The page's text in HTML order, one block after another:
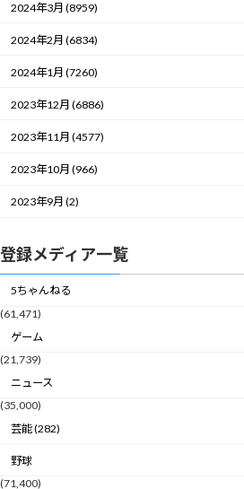
2024年3月 (8959)
2024年2月 (6834)
2024年1月 (7260)
2023年12月 (6886)
2023年11月 (4577)
2023年10月 (966)
2023年9月 (2)
登録メディア一覧
5ちゃんねる
(61,471)
ゲーム
(21,739)
ニュース
(35,000)
芸能 (282)
野球
(71,400)